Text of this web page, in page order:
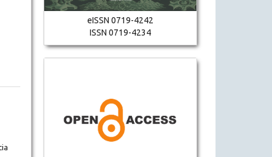
eISSN 0719-4242
ISSN 0719-4234